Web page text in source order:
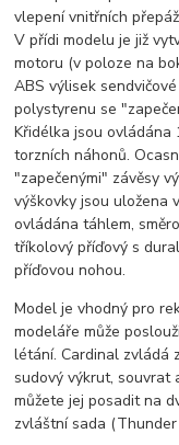
vlepení vnitřních
V přídi modelu je již
motoru (v poloze na
ABS výlisek
polystyrenu se
Křidélka jsou ovládána
torzních náhonů.
"zapečenými" závěsy
výškovky jsou uložena
ovládána táhlem,
tříkolový příďový s
příďovou nohou.
Model je vhodný pro
modeláře může
létání. Cardinal zvládá
sudový výkrut, souvrat
můžete jej posadit na
zvláštní sada